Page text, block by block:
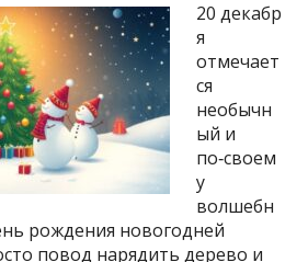
20 декабр
я
отмечает
ся
необычн
ый и
по‑своем
у
волшебн
рождения новогодней
повод нарядить дерево и